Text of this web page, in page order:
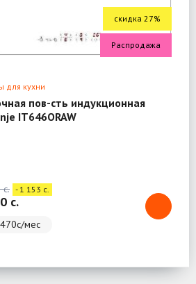
скидка 27%
Распродажа
для кухни
пов-сть индукционная
IT646ORAW
c. - 1 153 c.
c.
мес